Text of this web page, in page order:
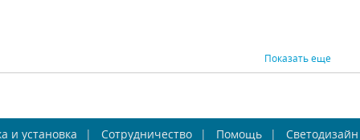
Настенный
Подвесной светильник
Inodesign Fial 44.300
Показать еще
и установка Сотрудничество Помощь Светодизайн